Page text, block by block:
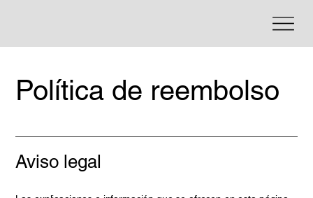
Política de reembolso
Aviso legal